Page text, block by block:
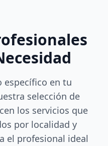
específico en tu
selección de
los servicios que
por localidad y
el profesional ideal